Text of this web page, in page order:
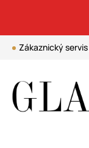
Zákaznický servis